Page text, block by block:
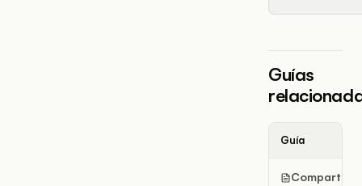
Guías
Guía
Compartir